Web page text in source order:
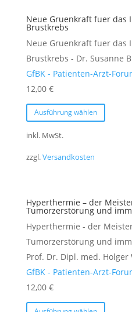
auf
der
gewählt
Neue Gruenkraft fuer das
Brustkrebs
Neue Gruenkraft fuer das
Brustkrebs - Dr. Susanne
GfBK - Patienten-Arzt-
12,00 €
Ausführung wählen
Dieses
Produkt
auf
der
werden
inkl. MwSt.
zzgl.Versandkosten
Hyperthermie – der
Tumorzerstörung und
Hyperthermie - der
Tumorzerstörung und
Prof. Dr. Dipl. med. Holger
GfBK - Patienten-Arzt-
12,00 €
Dieses